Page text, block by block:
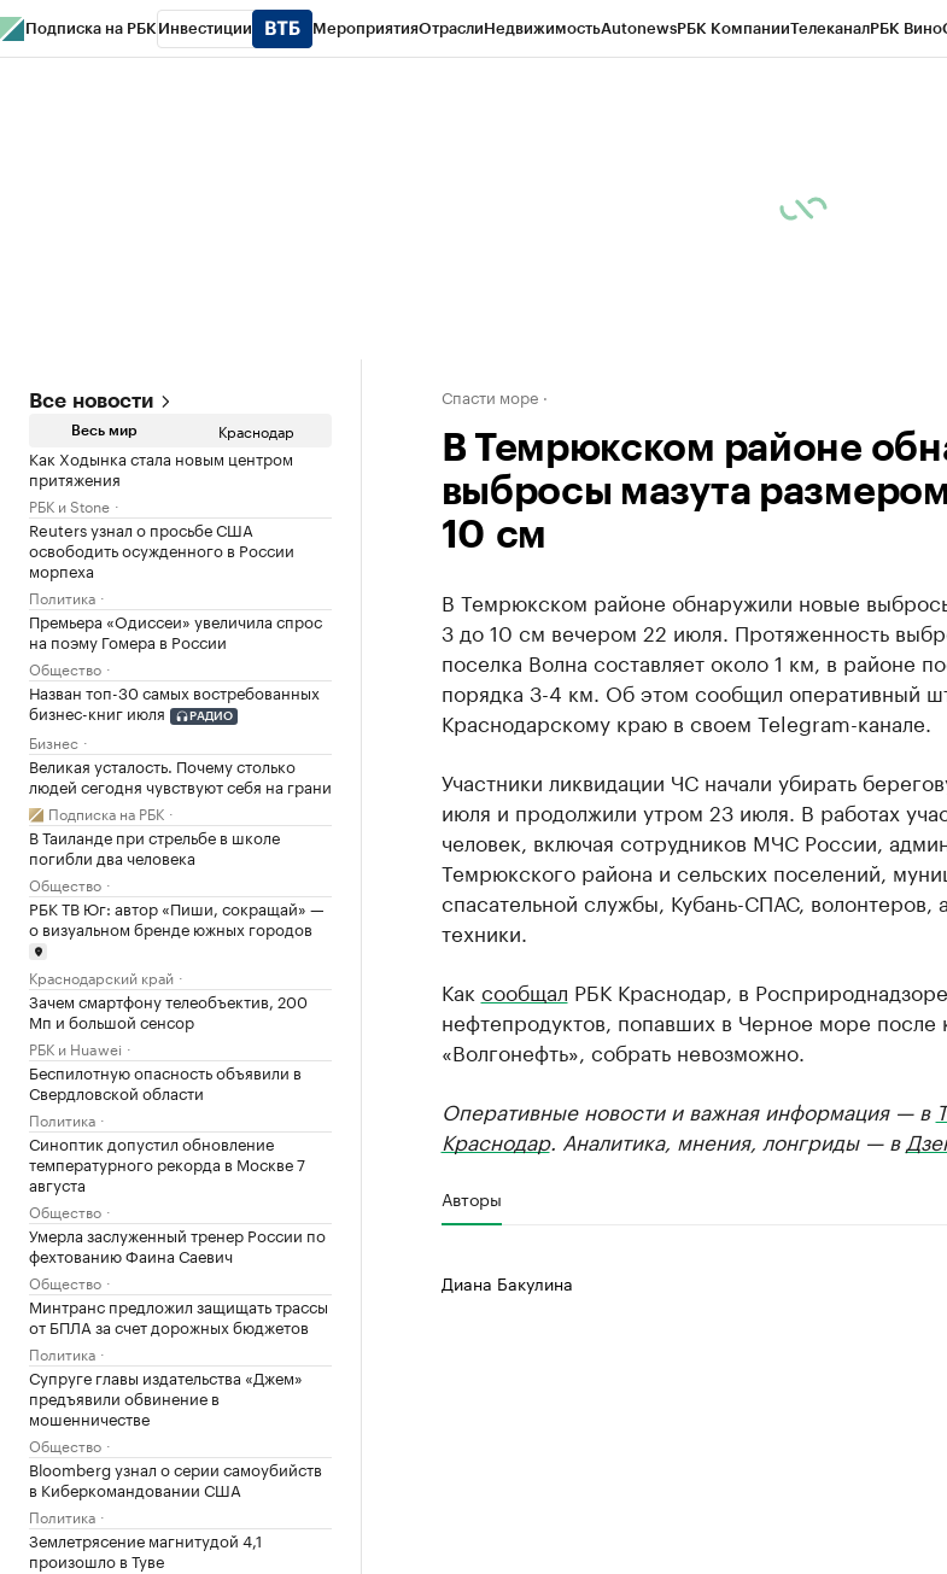
Подписка на РБК Инвестиции МероприятияОтраслиНедвижимостьAutonewsРБК КомпанииТелеканалРБК Вино
Все новости
Весь мир Краснодар
Как Ходынка стала новым центром
притяжения
РБК и Stone
Reuters узнал о просьбе США
освободить осужденного в России
морпеха
Политика
Премьера «Одиссеи» увеличила спрос
на поэму Гомера в России
Общество
Назван топ-30 самых востребованных
бизнес-книг июля
РАДИО
Бизнес
Великая усталость. Почему столько
людей сегодня чувствуют себя на грани
Подписка на РБК
В Таиланде при стрельбе в школе
погибли два человека
Общество
РБК ТВ Юг: автор «Пиши, сокращай» —
о визуальном бренде южных городов
Краснодарский край
Зачем смартфону телеобъектив, 200
Мп и большой сенсор
РБК и Huawei
Беспилотную опасность объявили в
Свердловской области
Политика
Синоптик допустил обновление
температурного рекорда в Москве 7
августа
Общество
Умерла заслуженный тренер России по
фехтованию Фаина Саевич
Общество
Минтранс предложил защищать трассы
от БПЛА за счет дорожных бюджетов
Политика
Супруге главы издательства «Джем»
предъявили обвинение в
мошенничестве
Общество
Bloomberg узнал о серии самоубийств
в Киберкомандовании США
Политика
Землетрясение магнитудой 4,1
произошло в Туве
Спасти море
В Темрюкском районе
выбросы мазута
10 см
В Темрюкском районе обнаружили новые
3 до 10 см вечером 22 июля. Протяженность
поселка Волна составляет около 1 км, в районе
порядка 3-4 км. Об этом сообщил оперативный
Краснодарскому краю в своем Telegram-канале.
Участники ликвидации ЧС начали убирать
июля и продолжили утром 23 июля. В работах
человек, включая сотрудников МЧС России,
Темрюкского района и сельских поселений,
спасательной службы, Кубань-СПАС, волонтеров,
техники.
Как сообщал РБК Краснодар, в Росприроднадзоре
нефтепродуктов, попавших в Черное море после
«Волгонефть», собрать невозможно.
Оперативные новости и важная информация — в
Краснодар. Аналитика, мнения, лонгриды — в
Авторы
Диана Бакулина